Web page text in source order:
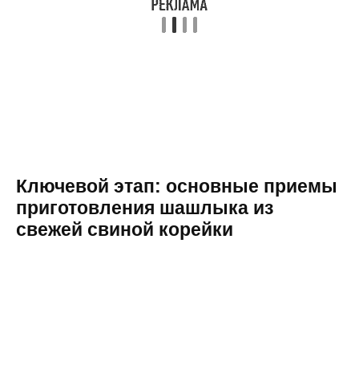
Ключевой этап: основные приемы
приготовления шашлыка из
свежей свиной корейки